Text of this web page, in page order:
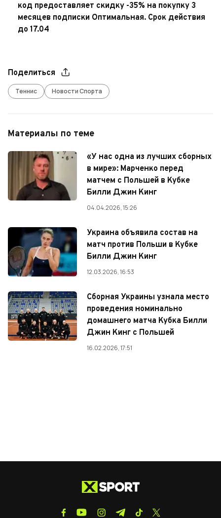
код предоставляет скидку -35% на покупку 3
месяцев подписки Оптимальная. Срок действия
до 17.04
Поделиться
Теннис Новости Спорта
Материалы по теме
«У нас одна из лучших сборных
в мире»: Марченко перед
матчем с Польшей в Кубке
Билли Джин Кинг
04.04.2026, 15:26
Украина объявила состав на
матч против Польши в Кубке
Билли Джин Кинг
12.03.2026, 16:53
Сборная Украины узнала место
проведения номинально
домашнего матча Кубка Билли
Джин Кинг с Польшей
16.02.2026, 17:51